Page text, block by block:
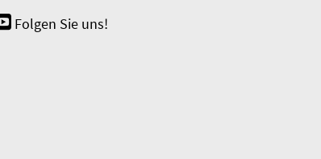
Folgen Sie uns!